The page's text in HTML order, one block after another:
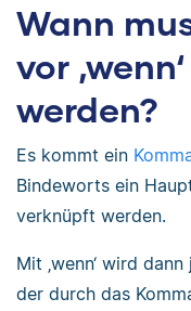
Wann
vor
werden?
Es kommt ein
Bindeworts ein
verknüpft werden.
Mit ‚wenn‘ wird
der durch das